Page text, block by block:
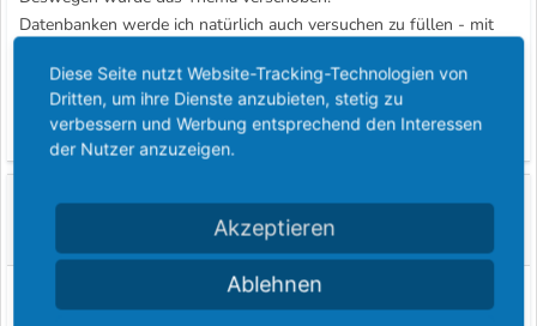
Datenbanken werde ich natürlich auch versuchen zu füllen - mit
Für Hilfe wäre ich dankbar!
Weiter mit der Diskussion
M Markus Hawner
Gast im Fordboard
Diese Seite nutzt Website-Tracking-Technologien von
Dritten, um ihre Dienste anzubieten, stetig zu
verbessern und Werbung entsprechend den Interessen
der Nutzer anzuzeigen.
Akzeptieren
Ablehnen